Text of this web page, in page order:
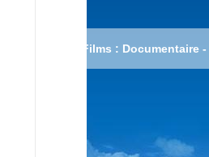
Films : Documentaire